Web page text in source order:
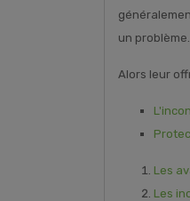
un problème.
Alors leur
Les
Les